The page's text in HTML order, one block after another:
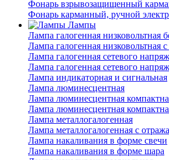
Фонарь взрывозащищенный
Фонарь карманный, ручной
Лампы
Лампа галогенная низковольтная
Лампа галогенная низковольтная
Лампа галогенная сетевого
Лампа галогенная сетевого
Лампа индикаторная и сигнальная
Лампа люминесцентная
Лампа люминесцентная
Лампа люминесцентная
Лампа металлогалогенная
Лампа металлогалогенная с
Лампа накаливания в форме свечи
Лампа накаливания в форме шара